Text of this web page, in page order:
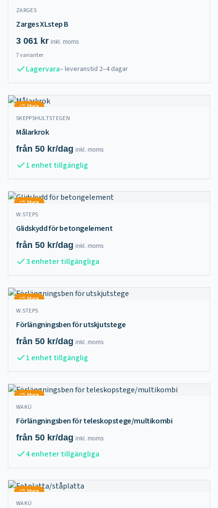
ZARGES
Zarges XLstep B
3 061 kr inkl. moms
7varianter
Lagervara– leveranstid 2–4 dagar
Hyra
SKEPPSHULTSTEGEN
Målarkrok
från 50 kr/dag inkl. moms
1 enhet tillgänglig
Hyra
W.STEPS
Glidskydd för betongelement
från 50 kr/dag inkl. moms
3 enheter tillgängliga
Hyra
W.STEPS
Förlängningsben för utskjutstege
från 50 kr/dag inkl. moms
1 enhet tillgänglig
Hyra
WAKÜ
Förlängningsben för teleskopstege/multikombi
från 50 kr/dag inkl. moms
4 enheter tillgängliga
Hyra
WAKÜ